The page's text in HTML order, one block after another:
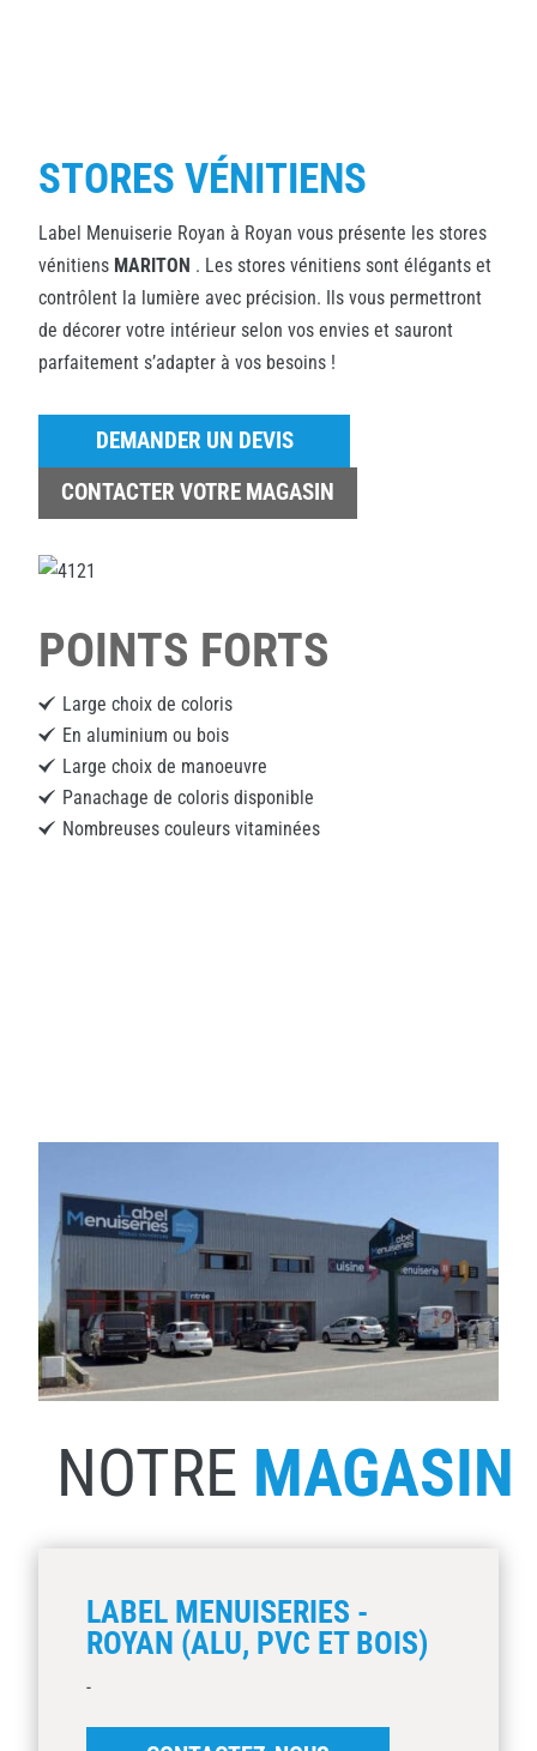
STORES VÉNITIENS
Label Menuiserie Royan à Royan vous présente les stores
vénitiens MARITON . Les stores vénitiens sont élégants et
contrôlent la lumière avec précision. Ils vous permettront
de décorer votre intérieur selon vos envies et sauront
parfaitement s’adapter à vos besoins !
DEMANDER UN DEVIS
CONTACTER VOTRE MAGASIN
POINTS FORTS
Large choix de coloris
En aluminium ou bois
Large choix de manoeuvre
Panachage de coloris disponible
Nombreuses couleurs vitaminées
NOTRE MAGASIN
LABEL MENUISERIES -
ROYAN (ALU, PVC ET BOIS)
-